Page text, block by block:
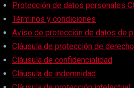
Protección de datos personales
Términos y condiciones
Aviso de protección de datos de
Cláusula de protección de
Cláusula de confidencialidad
Cláusula de indemnidad